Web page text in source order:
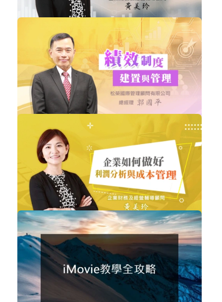
NT$1,980
企業產品成本計算與分析實務
加入購物車
購買後有效期限：2028-08-08
5770
NT$3,500
績效制度建置與管理
企業經營 加入購物車
購買後有效期限：課程下架時
5724
NT$2,280
如何做好利潤分析與成本管理
企業經營 加入購物車
購買後有效期限：2027-08-08
5367